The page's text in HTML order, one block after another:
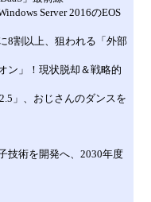
Server 2016のEOS
8割以上、狙われる「外部
ン」！現状脱却＆戦略的
」、おじさんのダンスを
技術を開発へ、2030年度